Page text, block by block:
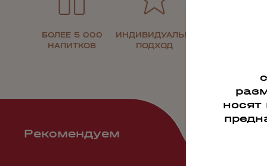
БОЛЕЕ 5 000
НАПИТКОВ
ИНДИВИДУАЛЬНЫЙ
ПОДХОД
Рекомендуем